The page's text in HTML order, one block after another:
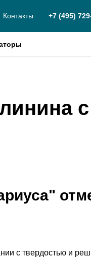
Контакты +7 (495)
с твердостью и